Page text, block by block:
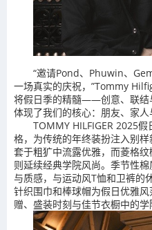
“邀请Pond、Phuwin、
一场真实的庆祝，”Tommy
将假日季的精髓——创意、联结
体现了我们的核心：朋友、家
TOMMY HILFIGER 2025
格，为传统的年终装扮注入别
套于粗犷中流露优雅，而菱格
则延续经典学院风尚。季节性
与质感，与运动风T恤和卫裤的
针织围巾和棒球帽为假日优雅
赠、盛装时刻与佳节衣橱中的学